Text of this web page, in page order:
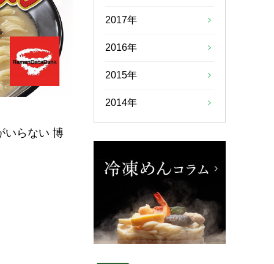
いらない 博
2017年
2016年
2015年
2014年